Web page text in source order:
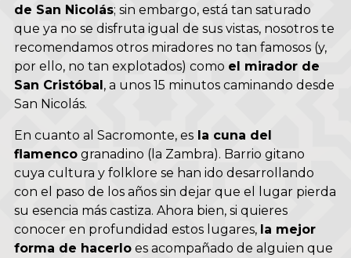
de San Nicolás; sin embargo, está tan saturado
que ya no se disfruta igual de sus vistas, nosotros te
recomendamos otros miradores no tan famosos (y,
por ello, no tan explotados) como el mirador de
San Cristóbal, a unos 15 minutos caminando desde
San Nicolás.
En cuanto al Sacromonte, es la cuna del
flamenco granadino (la Zambra). Barrio gitano
cuya cultura y folklore se han ido desarrollando
con el paso de los años sin dejar que el lugar pierda
su esencia más castiza. Ahora bien, si quieres
conocer en profundidad estos lugares, la mejor
forma de hacerlo es acompañado de alguien que